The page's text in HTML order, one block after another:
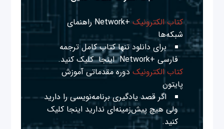
کتاب الکترونیک
+Network راهنمای
شبکه‌ها
برای دانلود تنها کتاب کامل ترجمه
فارسی +Network
اینجا کلیک کنید.
کتاب الکترونیک دوره مقدماتی آموزش
پایتون
اگر قصد یادگیری برنامه‌نویسی را دارید
ولی هیچ پیش‌زمینه‌ای نداریداینجا کلیک
کنید.